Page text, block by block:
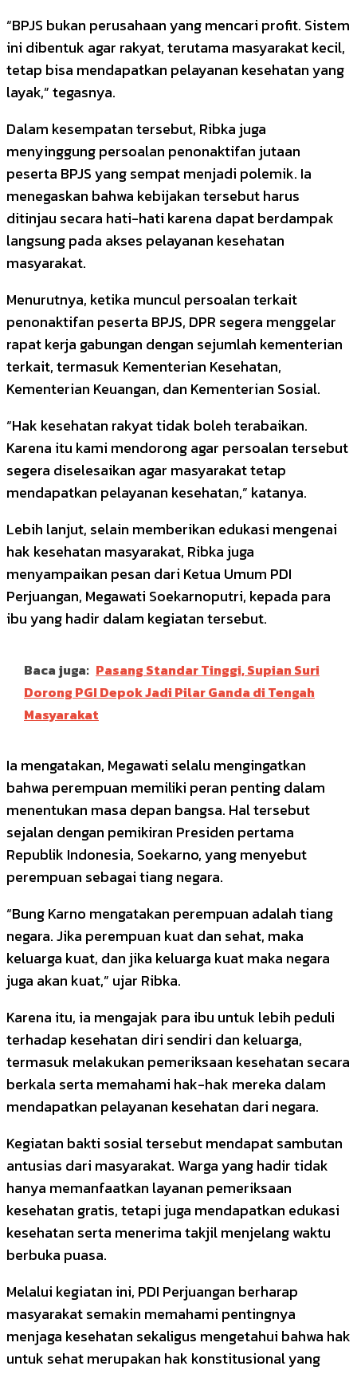
“BPJS bukan perusahaan yang mencari profit. Sistem
ini dibentuk agar rakyat, terutama masyarakat kecil,
tetap bisa mendapatkan pelayanan kesehatan yang
layak,” tegasnya.
Dalam kesempatan tersebut, Ribka juga
menyinggung persoalan penonaktifan jutaan
peserta BPJS yang sempat menjadi polemik. Ia
menegaskan bahwa kebijakan tersebut harus
ditinjau secara hati-hati karena dapat berdampak
langsung pada akses pelayanan kesehatan
masyarakat.
Menurutnya, ketika muncul persoalan terkait
penonaktifan peserta BPJS, DPR segera menggelar
rapat kerja gabungan dengan sejumlah kementerian
terkait, termasuk Kementerian Kesehatan,
Kementerian Keuangan, dan Kementerian Sosial.
“Hak kesehatan rakyat tidak boleh terabaikan.
Karena itu kami mendorong agar persoalan tersebut
segera diselesaikan agar masyarakat tetap
mendapatkan pelayanan kesehatan,” katanya.
Lebih lanjut, selain memberikan edukasi mengenai
hak kesehatan masyarakat, Ribka juga
menyampaikan pesan dari Ketua Umum PDI
Perjuangan, Megawati Soekarnoputri, kepada para
ibu yang hadir dalam kegiatan tersebut.
Baca juga: Pasang Standar Tinggi, Supian Suri
Dorong PGI Depok Jadi Pilar Ganda di Tengah
Masyarakat
Ia mengatakan, Megawati selalu mengingatkan
bahwa perempuan memiliki peran penting dalam
menentukan masa depan bangsa. Hal tersebut
sejalan dengan pemikiran Presiden pertama
Republik Indonesia, Soekarno, yang menyebut
perempuan sebagai tiang negara.
“Bung Karno mengatakan perempuan adalah tiang
negara. Jika perempuan kuat dan sehat, maka
keluarga kuat, dan jika keluarga kuat maka negara
juga akan kuat,” ujar Ribka.
Karena itu, ia mengajak para ibu untuk lebih peduli
terhadap kesehatan diri sendiri dan keluarga,
termasuk melakukan pemeriksaan kesehatan secara
berkala serta memahami hak-hak mereka dalam
mendapatkan pelayanan kesehatan dari negara.
Kegiatan bakti sosial tersebut mendapat sambutan
antusias dari masyarakat. Warga yang hadir tidak
hanya memanfaatkan layanan pemeriksaan
kesehatan gratis, tetapi juga mendapatkan edukasi
kesehatan serta menerima takjil menjelang waktu
berbuka puasa.
Melalui kegiatan ini, PDI Perjuangan berharap
masyarakat semakin memahami pentingnya
menjaga kesehatan sekaligus mengetahui bahwa hak
untuk sehat merupakan hak konstitusional yang